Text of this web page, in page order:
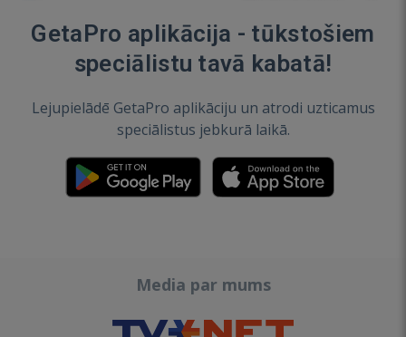
GetaPro aplikācija - tūkstošiem
speciālistu tavā kabatā!
Lejupielādē GetaPro aplikāciju un atrodi uzticamus
speciālistus jebkurā laikā.
Media par mums